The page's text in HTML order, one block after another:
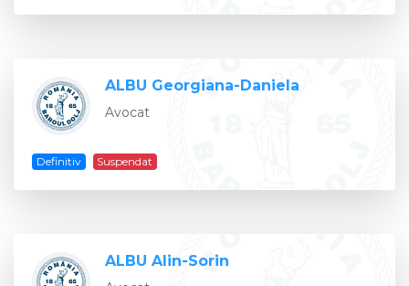
ALBU Georgiana-Daniela
Avocat
Definitiv Suspendat
ALBU Alin-Sorin